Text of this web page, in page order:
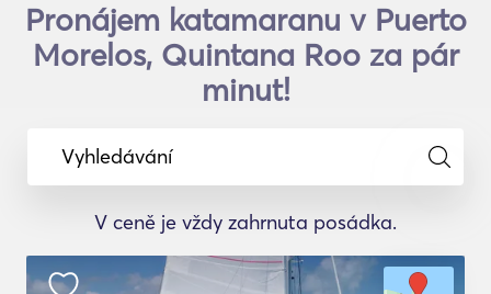
Pronájem katamaranu v Puerto
Morelos, Quintana Roo za pár
minut!
Vyhledávání
V ceně je vždy zahrnuta posádka.